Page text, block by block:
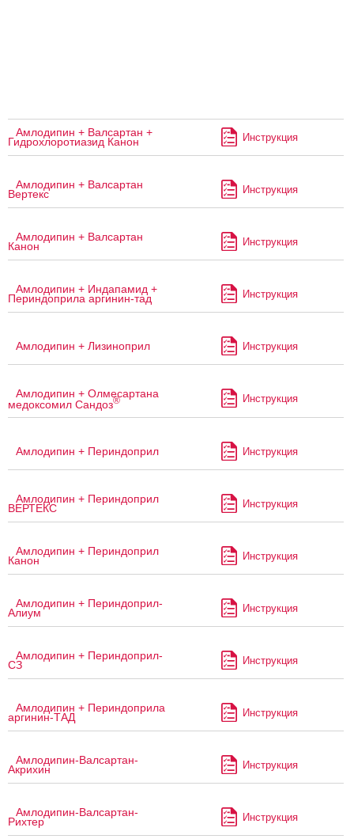
Амлодипин + Валсартан +
Гидрохлоротиазид Канон Инструкция
Амлодипин + Валсартан
Вертекс Инструкция
Амлодипин + Валсартан
Канон Инструкция
Амлодипин + Индапамид +
Периндоприла аргинин-тад Инструкция
Амлодипин + Лизиноприл Инструкция
Амлодипин + Олмесартана
медоксомил Сандоз® Инструкция
Амлодипин + Периндоприл Инструкция
Амлодипин + Периндоприл
ВЕРТЕКС Инструкция
Амлодипин + Периндоприл
Канон Инструкция
Амлодипин + Периндоприл-
Алиум Инструкция
Амлодипин + Периндоприл-
СЗ Инструкция
Амлодипин + Периндоприла
аргинин-ТАД Инструкция
Амлодипин-Валсартан-
Акрихин Инструкция
Амлодипин-Валсартан-
Рихтер Инструкция